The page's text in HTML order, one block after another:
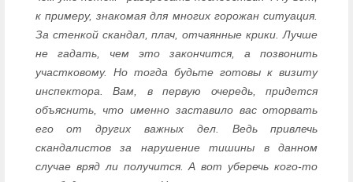
к примеру, знакомая для многих горожан ситуация.
За стенкой скандал, плач, отчаянные крики. Лучше
не гадать, чем это закончится, а позвонить
участковому. Но тогда будьте готовы к визиту
инспектора. Вам, в первую очередь, придется
объяснить, что именно заставило вас оторвать
его от других важных дел. Ведь привлечь
скандалистов за нарушение тишины в данном
случае вряд ли получится. А вот уберечь кого-то